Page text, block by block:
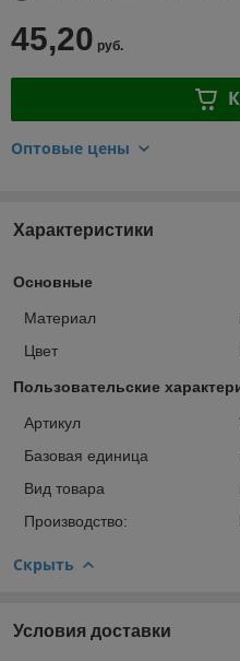
45,20 руб.
Оптовые цены
Характеристики
Основные
Материал
Цвет
Пользовательские
Артикул
Базовая единица
Вид товара
Производство:
Скрыть
Условия доставки